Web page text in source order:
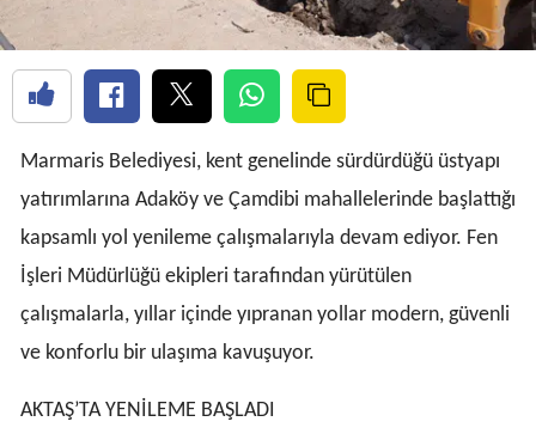
Marmaris Belediyesi, kent genelinde sürdürdüğü üstyapı
yatırımlarına Adaköy ve Çamdibi mahallelerinde başlattığı
kapsamlı yol yenileme çalışmalarıyla devam ediyor. Fen
İşleri Müdürlüğü ekipleri tarafından yürütülen
çalışmalarla, yıllar içinde yıpranan yollar modern, güvenli
ve konforlu bir ulaşıma kavuşuyor.
AKTAŞ’TA YENİLEME BAŞLADI